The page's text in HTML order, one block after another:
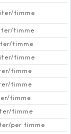
timme
timme
timme
timme
timme
timme
timme
timme
per timme